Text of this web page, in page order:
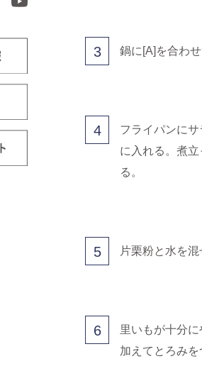
3 鍋に[A]を合わ
4
フライパンに
に入れる。煮
る。
5 片栗粉と水を混
6
里いもが十分
加えてとろみを